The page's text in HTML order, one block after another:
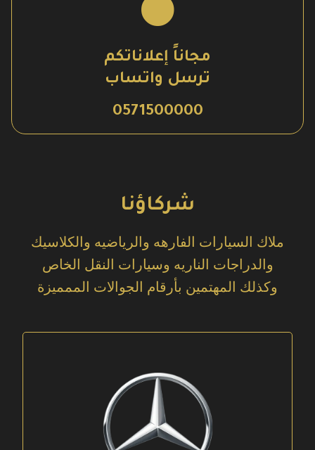
مجاناً إعلاناتكم
ترسل واتساب
0571500000
شركاؤنا
ملاك السيارات الفارهه والرياضيه والكلاسيك
والدراجات الناريه وسيارات النقل الخاص
وكذلك المهتمين بأرقام الجوالات الممميزة